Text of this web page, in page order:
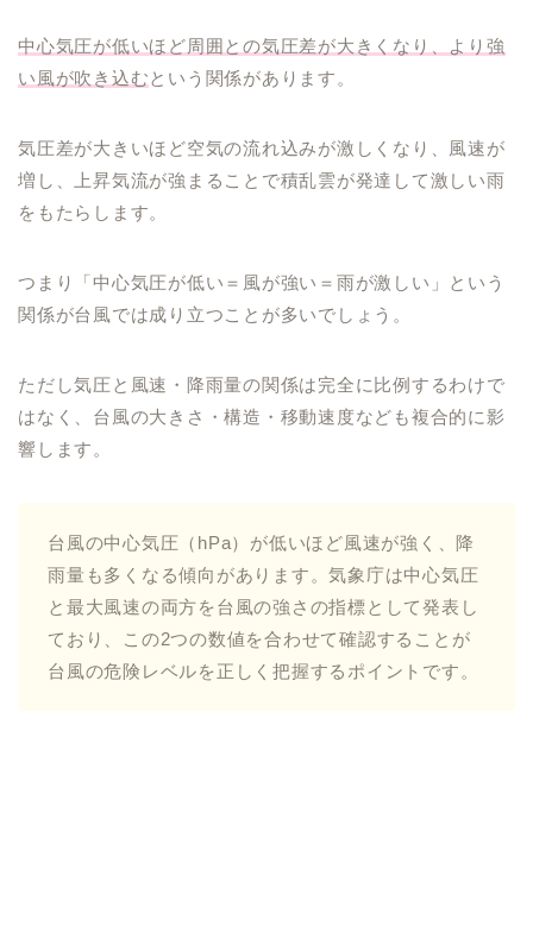
中心気圧が低いほど周囲との気圧差が大きくなり、より強
い風が吹き込むという関係があります。
気圧差が大きいほど空気の流れ込みが激しくなり、風速が
増し、上昇気流が強まることで積乱雲が発達して激しい雨
をもたらします。
つまり「中心気圧が低い＝風が強い＝雨が激しい」という
関係が台風では成り立つことが多いでしょう。
ただし気圧と風速・降雨量の関係は完全に比例するわけで
はなく、台風の大きさ・構造・移動速度なども複合的に影
響します。
台風の中心気圧（hPa）が低いほど風速が強く、降
雨量も多くなる傾向があります。気象庁は中心気圧
と最大風速の両方を台風の強さの指標として発表し
ており、この2つの数値を合わせて確認することが
台風の危険レベルを正しく把握するポイントです。